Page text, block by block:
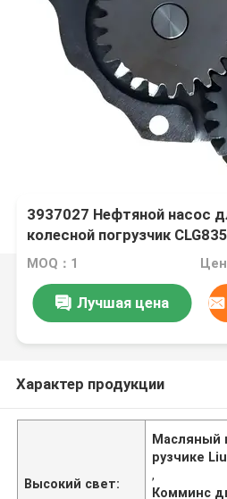
3937027 Нефтяной насос
колесной погрузчик
CLG855N экскаватор 908C
двигатель QSB3.9 / ISB4.5
MOQ：1
Лучшая цена
Характер продукции
Высокий свет:
Масляный
рузчике
,
Комминс